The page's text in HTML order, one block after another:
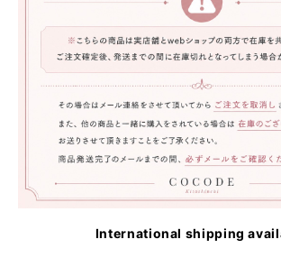
International shipping